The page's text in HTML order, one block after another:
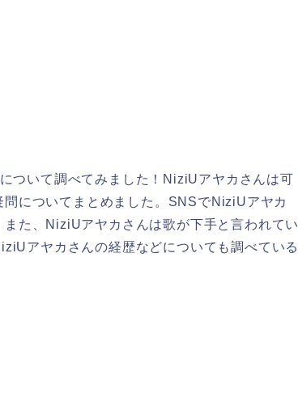
ついて調べてみました！NiziUアヤカさんは可
についてまとめました。SNSでNiziUアヤカ
た、NiziUアヤカさんは歌が下手と言われてい
アヤカさんの経歴などについても調べている